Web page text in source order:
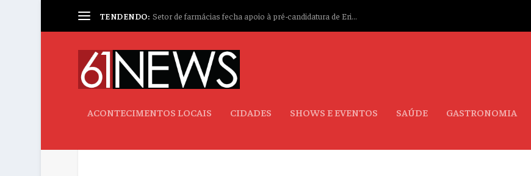
TENDENDO: Setor de farmácias fecha apoio à pré-candidatura de Eri...
ACONTECIMENTOS LOCAIS CIDADES SHOWS E EVENTOS SAÚDE GASTRONOMIA